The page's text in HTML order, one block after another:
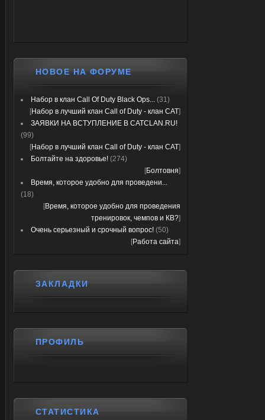
НОВОЕ НА ФОРУМЕ
Набор в клан Call Of Duty Black Ops... (31)
[Набор в лучший клан Call of Duty - клан CAT]
ЗАЯВКИ НА ВСТУПЛЕНИЕ В CATCLAN.RU!
(99)
[Набор в лучший клан Call of Duty - клан CAT]
Болтайте на здоровье! (274)
[Болтовня]
Время, которое удобно для проведени...
(18)
[Время, которое удобно для проведения
тренировок, чемпов и КВ?]
Очень серьезный и срочный вопрос! (50)
[Работа сайта]
ЗАКЛАДКИ
ПРОФИЛЬ
СТАТИСТИКА